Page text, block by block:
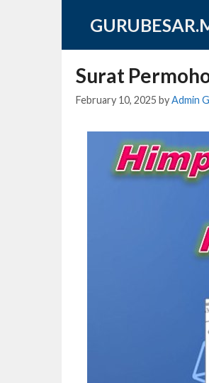
Surat
February 10, 2025 byAdmin